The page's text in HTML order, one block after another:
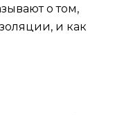
о том,
и как